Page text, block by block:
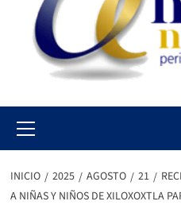
Menu
INICIO 2025 AGOSTO 21
A NIÑAS Y NIÑOS DE XILOXOXTLA